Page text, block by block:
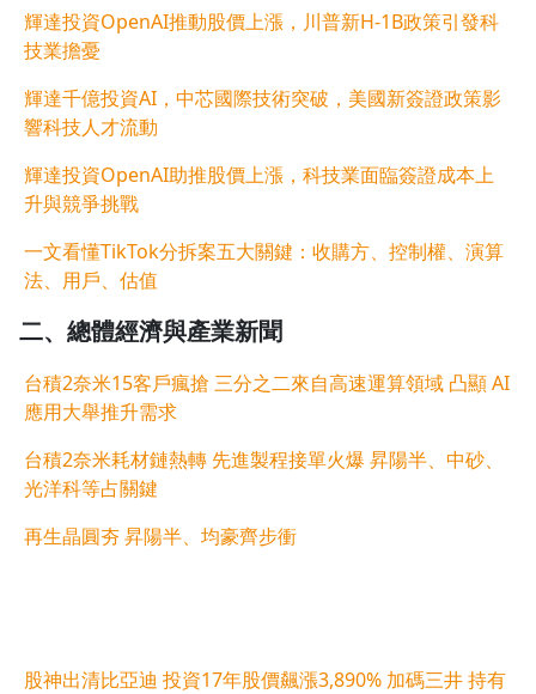
輝達投資OpenAI推動股價上漲，川普新H-1B政策引發科
技業擔憂
輝達千億投資AI，中芯國際技術突破，美國新簽證政策影
響科技人才流動
輝達投資OpenAI助推股價上漲，科技業面臨簽證成本上
升與競爭挑戰
一文看懂TikTok分拆案五大關鍵：收購方、控制權、演算
法、用戶、估值
二、 總體經濟與產業新聞
台積2奈米15客戶瘋搶 三分之二來自高速運算領域 凸顯 AI
應用大舉推升需求
台積2奈米耗材鏈熱轉 先進製程接單火爆 昇陽半、中砂、
光洋科等占關鍵
再生晶圓夯 昇陽半、均豪齊步衝
股神出清比亞迪 投資17年股價飆漲3,890% 加碼三井 持有